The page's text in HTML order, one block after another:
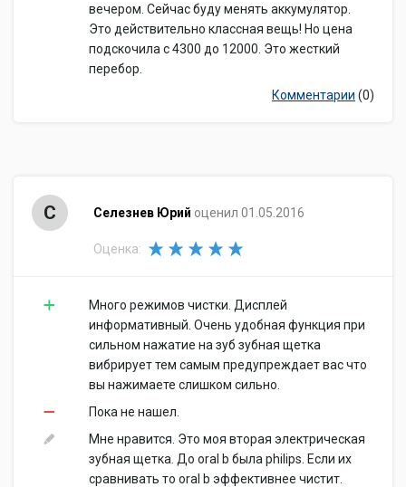
вечером. Сейчас буду менять аккумулятор.
Это действительно классная вещь! Но цена
подскочила с 4300 до 12000. Это жесткий
перебор.
Комментарии (0)
С Селезнев Юрий оценил 01.05.2016
Оценка:
Много режимов чистки. Дисплей
информативный. Очень удобная функция при
сильном нажатие на зуб зубная щетка
вибрирует тем самым предупреждает вас что
вы нажимаете слишком сильно.
Пока не нашел.
Мне нравится. Это моя вторая электрическая
зубная щетка. До oral b была philips. Если их
сравнивать то oral b эффективнее чистит.